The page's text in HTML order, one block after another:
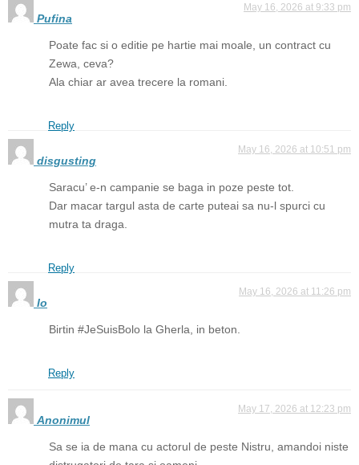
Pufina
May 16, 2026 at 9:33 pm
Poate fac si o editie pe hartie mai moale, un contract cu
Zewa, ceva?
Ala chiar ar avea trecere la romani.
Reply
disgusting
May 16, 2026 at 10:51 pm
Saracu’ e-n campanie se baga in poze peste tot.
Dar macar targul asta de carte puteai sa nu-l spurci cu
mutra ta draga.
Reply
Io
May 16, 2026 at 11:26 pm
Birtin #JeSuisBolo la Gherla, in beton.
Reply
Anonimul
May 17, 2026 at 12:23 pm
Sa se ia de mana cu actorul de peste Nistru, amandoi niste